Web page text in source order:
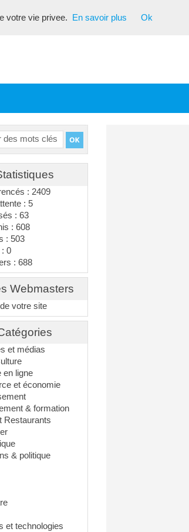
: 2409
: 5
: 63
: 608
: 503
: 0
: 688
Webmasters
votre site
et médias
en ligne
et économie
& formation
Restaurants
& politique
et technologies
votre vie privee. En savoir plus Ok